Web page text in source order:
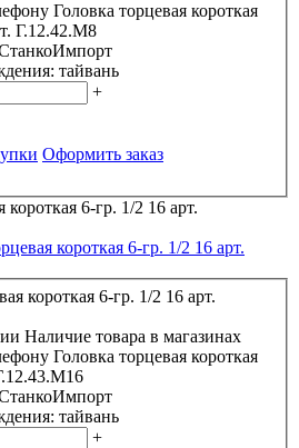
Головка торцевая короткая
Г.12.42.М8
тайвань
+
Оформить заказ
короткая 6-гр. 1/2 16 арт.
Наличие товара в магазинах
Головка торцевая короткая
тайвань
+